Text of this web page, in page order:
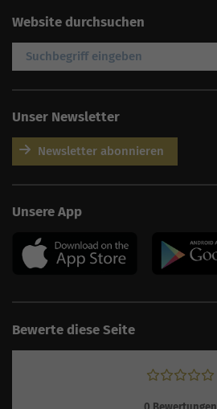
Website durchsuchen
Unser Newsletter
Newsletter abonnieren
Unsere App
Bewerte diese Seite